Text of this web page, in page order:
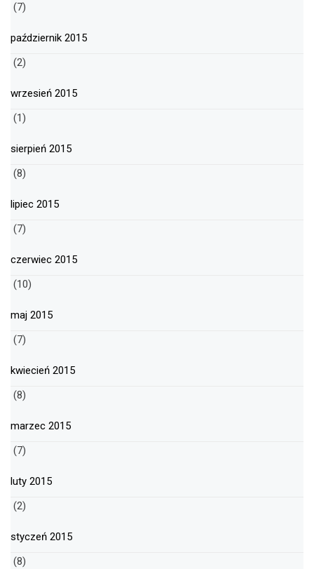
(7)
październik 2015
(2)
wrzesień 2015
(1)
sierpień 2015
(8)
lipiec 2015
(7)
czerwiec 2015
(10)
maj 2015
(7)
kwiecień 2015
(8)
marzec 2015
(7)
luty 2015
(2)
styczeń 2015
(8)